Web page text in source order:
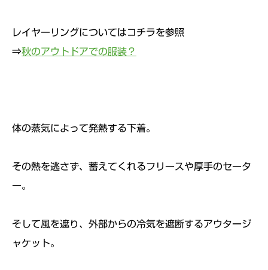
レイヤーリングについてはコチラを参照
⇒秋のアウトドアでの服装？
体の蒸気によって発熱する下着。
その熱を逃さず、蓄えてくれるフリースや厚手のセータ
ー。
そして風を遮り、外部からの冷気を遮断するアウタージ
ャケット。